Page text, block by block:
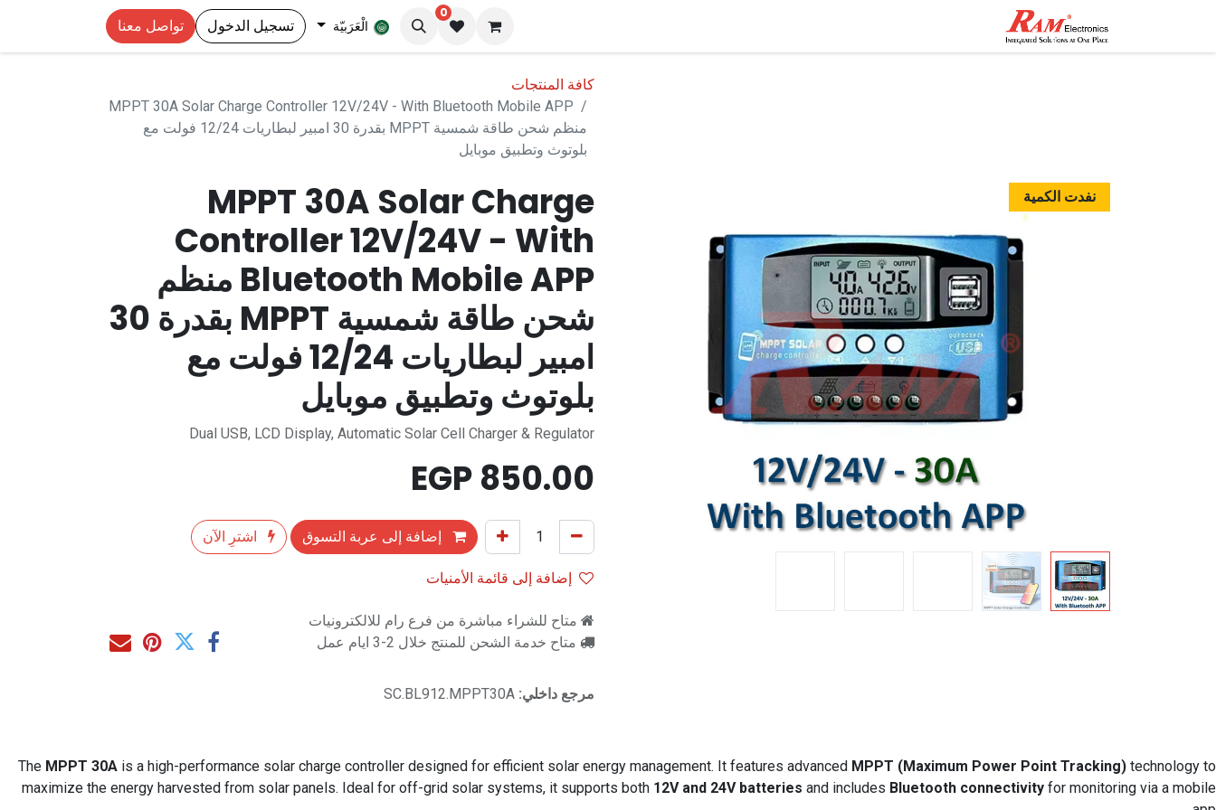
0
الْعَرَبيّة تسجيل الدخول تواصل معنا
كافة المنتجات
MPPT 30A Solar Charge Controller 12V/24V - With Bluetooth Mobile APP
منظم شحن طاقة شمسية MPPT بقدرة 30 امبير لبطاريات 12/24 فولت مع
بلوتوث وتطبيق موبايل
نفدت الكمية
MPPT 30A Solar Charge
Controller 12V/24V - With
Bluetooth Mobile APP منظم
شحن طاقة شمسية MPPT بقدرة 30
امبير لبطاريات 12/24 فولت مع
بلوتوث وتطبيق موبايل
Dual USB, LCD Display, Automatic Solar Cell Charger & Regulator
850.00
إضافة إلى عربة التسوق
اشترِ الآن
إضافة إلى قائمة الأمنيات
متاح للشراء مباشرة من فرع رام للالكترونيات
متاح خدمة الشحن للمنتج خلال 2-3 ايام عمل
مرجع داخلي: SC.BL912.MPPT30A
The MPPT 30A is a high-performance solar charge controller designed for efficient solar energy management. It features advanced MPPT (Maximum Power Point Tracking) technology to
maximize the energy harvested from solar panels. Ideal for off-grid solar systems, it supports both 12V and 24V batteries and includes Bluetooth connectivity for monitoring via a mobile